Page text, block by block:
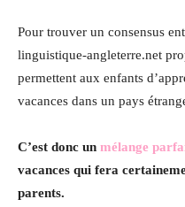
Pour trouver un consensus
linguistique-angleterre.net
permettent aux enfants
vacances dans un pays
C’est donc un mélange
vacances qui fera
parents.